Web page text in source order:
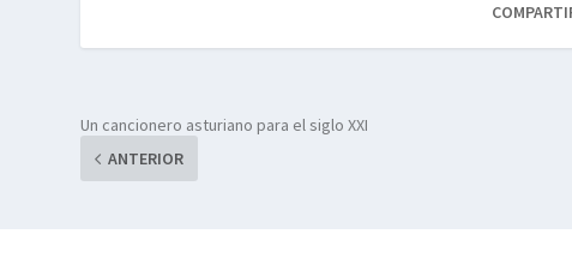
Un cancionero asturiano para el siglo XXI
ANTERIOR